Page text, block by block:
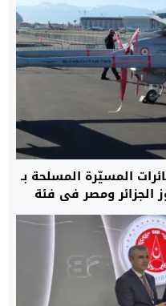
المسيّرة المسلحة بـ
الجزائر ومصر في فئة